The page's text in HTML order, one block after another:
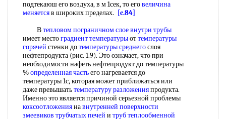
подтекаюш его воздуха, в м 1сек, то еговеличина
меняетсяв широких пределах.
[c.84]
Втепловом пограничном слоевнутри трубы
имеет местоградиент температурыоттемпературы
горячей стенки дотемпературы среднегослоя
нефтепродукта (рис. 1.9). Это означает, что при
необходимости нафеть нефтепродукт до температуры
%определенная частьего нагревается до
температуры 1с, которая может приближаться или
даже превышатьтемпературу разложенияпродукта.
Именно это является причиной серьезной проблемы
коксоотложениянавнутренней поверхности
змеевиков трубчатых печей и труб теплообменной